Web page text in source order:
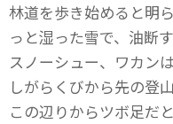
林道を歩き始めると明
っと湿った雪で、油断
スノーシュー、ワカン
しがらくびから先の登
この辺りからツボ足だ